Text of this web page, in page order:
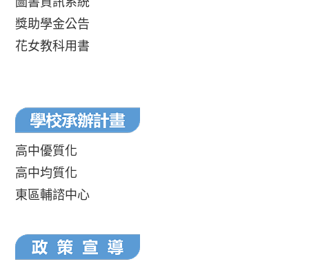
獎助學金公告
花女教科用書
高中優質化
高中均質化
東區輔諮中心